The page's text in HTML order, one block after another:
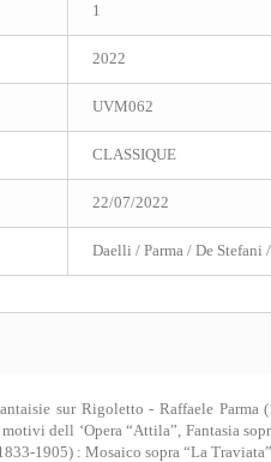
1
2022
UVM062
CLASSIQUE
22/07/2022
Daelli / Parma / De Stefani
sur Rigoletto - Raffaele Parma
dell ‘Opera “Attila”, Fantasia
1905) : Mosaico sopra “La Traviata”